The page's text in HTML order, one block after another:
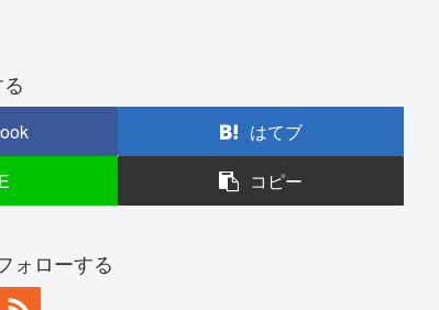
はてブ
コピー
ォローする